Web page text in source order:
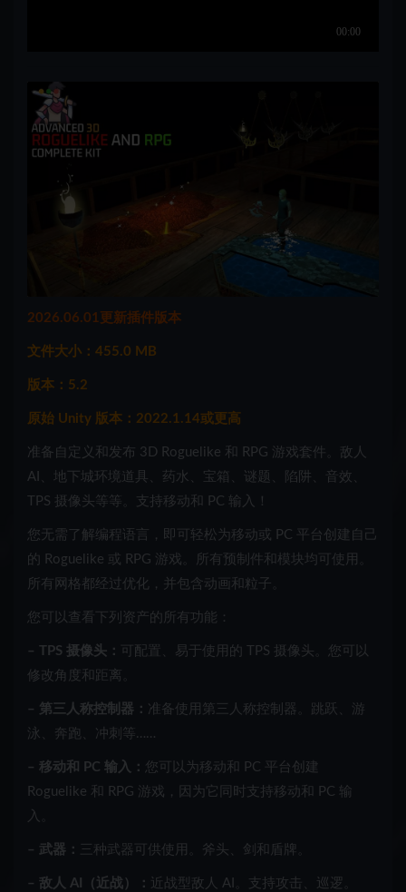
2026.06.01更新插件版本
文件大小：455.0 MB
版本：5.2
原始 Unity 版本：2022.1.14或更高
准备自定义和发布 3D Roguelike 和 RPG 游戏套件。敌人
AI、地下城环境道具、药水、宝箱、谜题、陷阱、音效、
TPS 摄像头等等。支持移动和 PC 输入！
您无需了解编程语言，即可轻松为移动或 PC 平台创建自己
的 Roguelike 或 RPG 游戏。所有预制件和模块均可使用。
所有网格都经过优化，并包含动画和粒子。
您可以查看下列资产的所有功能：
– TPS 摄像头： 可配置、易于使用的 TPS 摄像头。您可以
修改角度和距离。
– 第三人称控制器： 准备使用第三人称控制器。跳跃、游
泳、奔跑、冲刺等……
– 移动和 PC 输入： 您可以为移动和 PC 平台创建
Roguelike 和 RPG 游戏，因为它同时支持移动和 PC 输
入。
– 武器： 三种武器可供使用。斧头、剑和盾牌。
– 敌人 AI（近战）： 近战型敌人 AI。支持攻击、巡逻。